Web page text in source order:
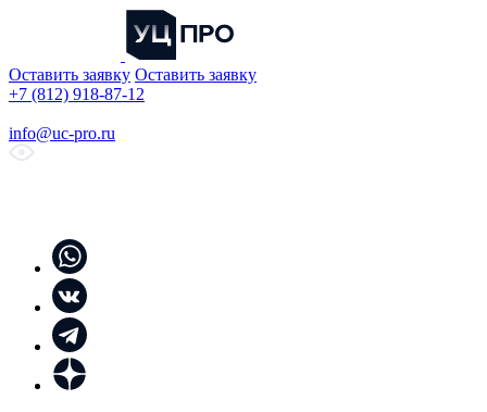
Оставить заявку Оставить заявку
+7 (812) 918-87-12
info@uc-pro.ru